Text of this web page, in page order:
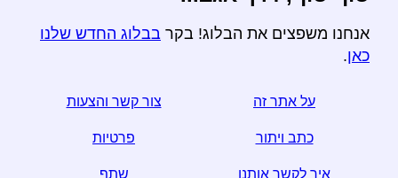
אנחנו משפצים את הבלוג! בקר בבלוג החדש שלנו
כאן.
על אתר זה צור קשר והצעות
כתב ויתור פרטיות
איך לקשר אותנו שתף